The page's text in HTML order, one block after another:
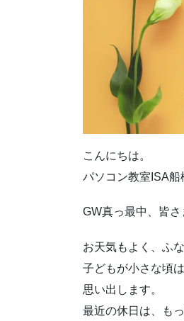
こんにちは。
パソコン教室ISA船
GW真っ最中、皆
お天気もよく、ふ
子どもが小さな頃
思い出します。
最近の休日は、も